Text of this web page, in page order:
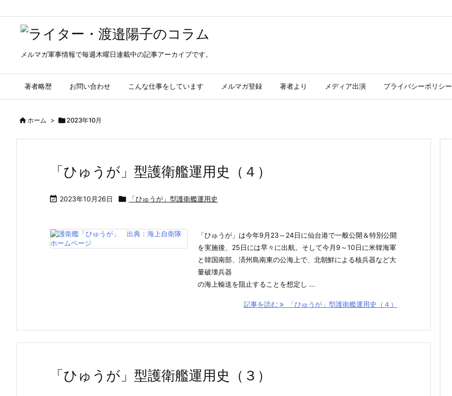
メルマガ軍事情報で毎週木曜日連載中の記事アーカイブです。
著者略歴 お問い合わせ こんな仕事をしています メルマガ登録 著者より メディア出演 プライバシーポリシー
ホーム > 2023年10月
「ひゅうが」型護衛艦運用史（４）
 2023年10月26日  「ひゅうが」型護衛艦運用史
「ひゅうが」は今年9月23～24日に仙台港で一般公開＆特別公開
を実施後、25日には早々に出航。そして今月9～10日に米韓海軍
と韓国南部、済州島南東の公海上で、北朝鮮による核兵器など大
量破壊兵器
の海上輸送を阻止することを想定し ...
記事を読む 「ひゅうが」型護衛艦運用史（４）
「ひゅうが」型護衛艦運用史（３）